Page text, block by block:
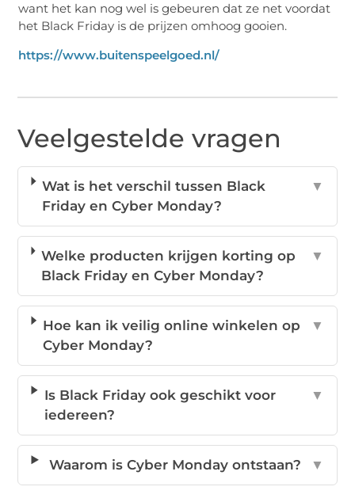
want het kan nog wel is gebeuren dat ze net voordat
het Black Friday is de prijzen omhoog gooien.
https://www.buitenspeelgoed.nl/
Veelgestelde vragen
Wat is het verschil tussen Black
Friday en Cyber Monday?
▼
Welke producten krijgen korting op
Black Friday en Cyber Monday?
▼
Hoe kan ik veilig online winkelen op
Cyber Monday?
▼
Is Black Friday ook geschikt voor
iedereen?
▼
Waarom is Cyber Monday ontstaan? ▼